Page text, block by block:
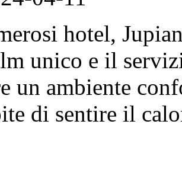
hotel,
unico e il
un ambiente
di sentire il